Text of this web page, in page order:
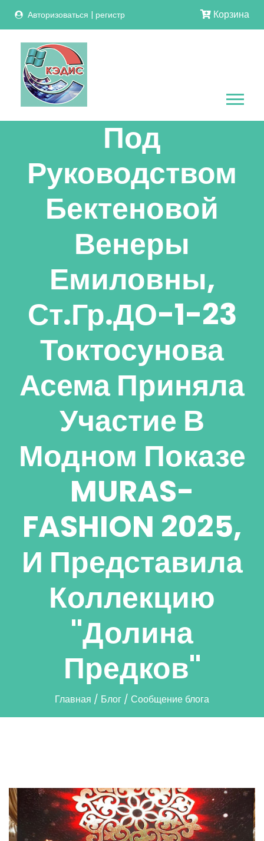
Авторизоваться | регистр Корзина
Под
Руководством
Бектеновой
Венеры
Емиловны,
Ст.гр.ДО-1-23
Токтосунова
Асема Приняла
Участие В
Модном Показе
MURAS-
FASHION 2025,
И Представила
Коллекцию
"Долина
Предков"
Главная / Блог / Сообщение блога